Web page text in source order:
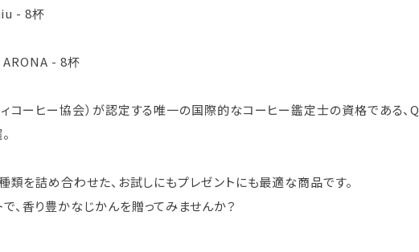
- 8杯
ARONA - 8杯
コーヒー協会）が認定する唯一の国際的なコーヒー鑑定士の資格である、Q
類を詰め合わせた、お試しにもプレゼントにも最適な商品です。
、香り豊かなじかんを贈ってみませんか？